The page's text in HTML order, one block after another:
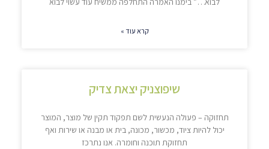
קרא עוד »
שיפוצניק יצאת צדיק
תחזוקה – פעולה הנעשית לשם תפקוד תקין של מוצר, המוצר
יכול להיות ציוד, מכשור, מכונה, בית או מבנה או שירות ואף
תחזוקת תוכנה וחומרה. אנו נתרכז